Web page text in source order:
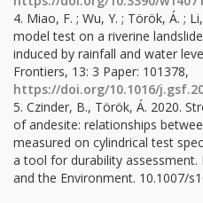
4. Miao, F. ; Wu, Y. ; Török, Á. ;
model test on a riverine
induced by rainfall and water
Frontiers, 13: 3 Paper: 101378,
https://doi.org/10.1016/
5. Czinder, B., Török, Á. 2020.
of andesite: relationships
measured on cylindrical test
a tool for durability assessment.
and the Environment. 10.1007/